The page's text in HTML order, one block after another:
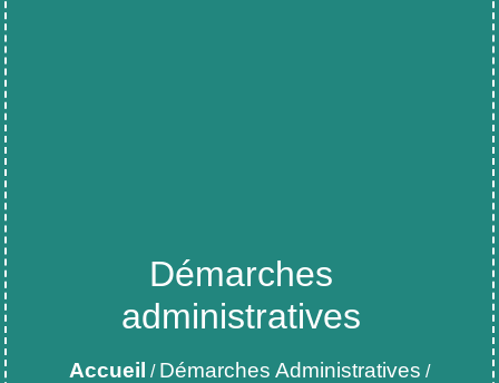
Démarches
administratives
Accueil / Démarches Administratives /